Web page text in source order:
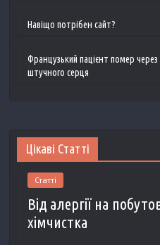
Навіщо потрібен сайт?
Французький пацієнт помер через
штучного серця
Цікаві Статті
Статті
Від алергії на
хімчистка